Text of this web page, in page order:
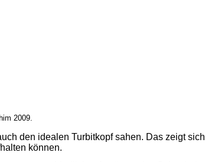
2009.
den idealen Turbitkopf sahen. Das zeigt sich
können.